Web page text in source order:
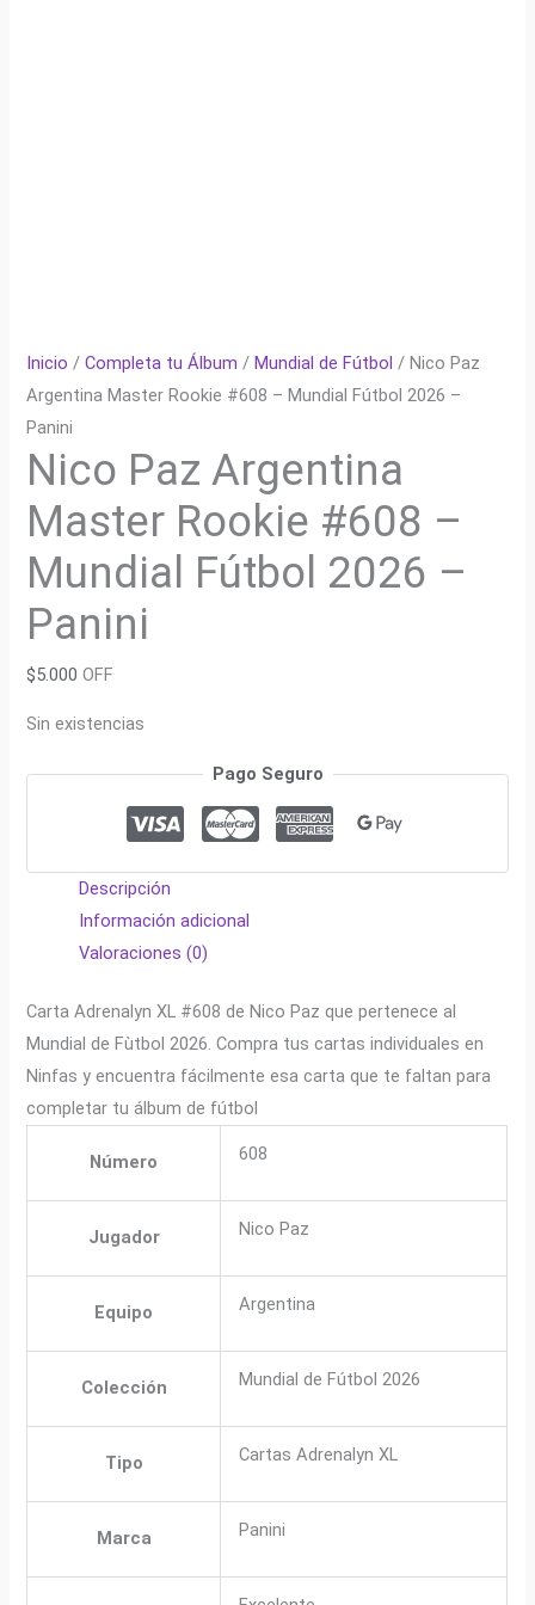
Inicio /Completa tu Álbum /Mundial de Fútbol / Nico Paz
Argentina Master Rookie #608 – Mundial Fútbol 2026 –
Panini
Nico Paz Argentina
Master Rookie #608 –
Mundial Fútbol 2026 –
Panini
$5.000 OFF
Sin existencias
Pago Seguro
Descripción
Información adicional
Valoraciones (0)
Carta Adrenalyn XL #608 de Nico Paz que pertenece al
Mundial de Fùtbol 2026. Compra tus cartas individuales en
Ninfas y encuentra fácilmente esa carta que te faltan para
completar tu álbum de fútbol
Número 608
Jugador Nico Paz
Equipo Argentina
Colección Mundial de Fútbol 2026
Tipo Cartas Adrenalyn XL
Marca Panini